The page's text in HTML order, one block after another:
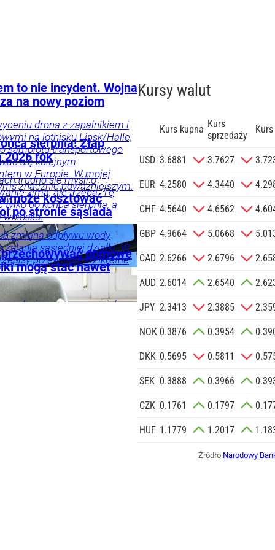
na
na podany
o.o. w imieniu
zlecenie jej
SIĘ
to nie incydent. Wojna
na nowy poziom
drona z zapalnikiem i
na lotnisku Lipsk/Halle,
samolotu transportowego
się kolejnym
w Europie. W mojej
znacznie poważniejszym.
sierpnia! Złap
2026 rok
trudno się myśli o
zimą, ale trzeba. Tę
tylko do końca sierpnia, a
wniosku.
może kosztować
po stronie sąsiada
zmiana odpływu wody
sąsiedniej działki. W
przewidują konkretne
domowe
mogą stać nawet
być zapasem na wiele
Kursy walut
Kurs kupna Kurs
sprzedaży
USD 3.6881 3.7627
EUR 4.2580 4.3440
CHF 4.5640 4.6562
GBP 4.9664 5.0668
CAD 2.6266 2.6796
AUD 2.6014 2.6540
JPY 2.3413 2.3885
NOK 0.3876 0.3954
DKK 0.5695 0.5811
SEK 0.3888 0.3966
CZK 0.1761 0.1797
HUF 1.1779 1.2017
Źródło Narodowy